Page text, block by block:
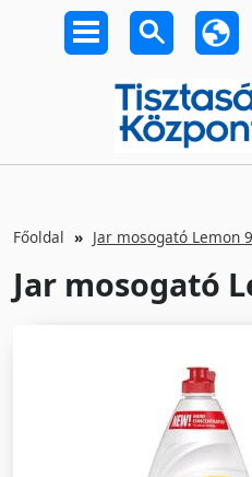
Főoldal Jar mosogató Lemon
Jar mosogató